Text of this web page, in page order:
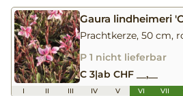
Gaura lindheimeri
Prachtkerze, 50 cm,
P 1 nicht lieferbar
C 3|ab CHF __,__
I II III IV V VI VII